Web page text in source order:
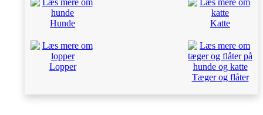
Hunde Katte
Lopper
Tæger og flåter